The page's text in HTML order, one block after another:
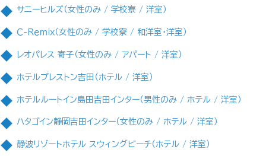
サニーヒルズ（女性のみ / 学校寮 / 洋室）
Ｃ-Ｒｅｍｉｘ（女性のみ / 学校寮 / 和洋室・洋室）
レオパレス 寄子（女性のみ / アパート / 洋室）
ホテルプレストン吉田（ホテル / 洋室）
ホテルルートイン島田吉田インター（男性のみ / ホテル / 洋室）
ハタゴイン静岡吉田インター（女性のみ / ホテル / 洋室）
静波リゾートホテル スウィングビーチ（ホテル / 洋室）